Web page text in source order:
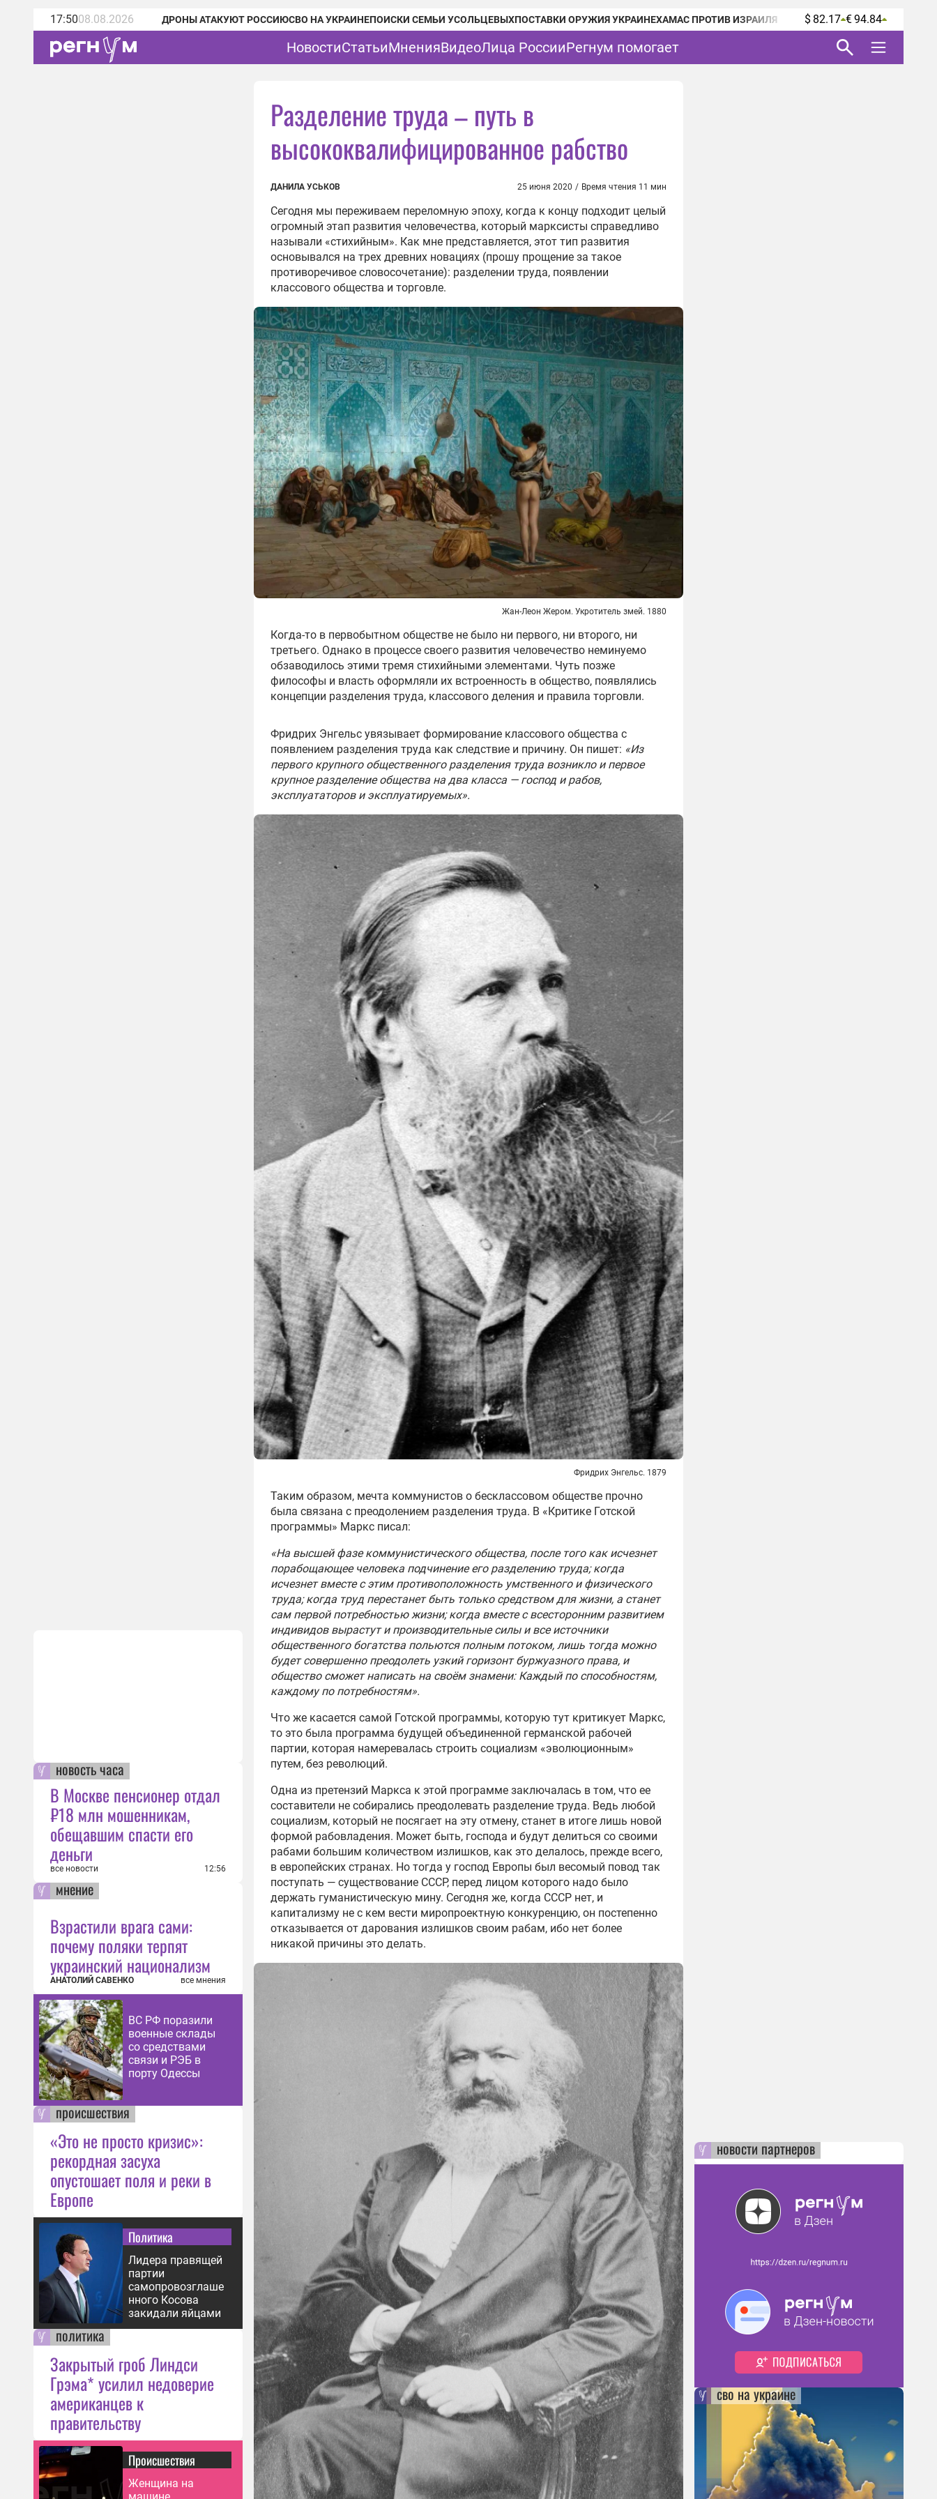
17:5008.08.2026 ДРОНЫ АТАКУЮТ РОССИЮСВО НА УКРАИНЕПОИСКИ СЕМЬИ УСОЛЬЦЕВЫХПОСТАВКИ ОРУЖИЯ УКРАИНЕХАМАС ПРОТИВ ИЗРАИЛЯ $ 82.17 € 94.84
НовостиСтатьиМненияВидеоЛица РоссииРегнум помогает
новость часа
В Москве пенсионер отдал
₽18 млн мошенникам,
обещавшим спасти его
деньги
все новости 12:56
мнение
Взрастили врага сами:
почему поляки терпят
украинский национализм
АНАТОЛИЙ САВЕНКО все мнения
ВС РФ поразили
военные склады
со средствами
связи и РЭБ в
порту Одессы
происшествия
«Это не просто кризис»:
рекордная засуха
опустошает поля и реки в
Европе
Политика
Лидера правящей
партии
самопровозглаше
нного Косова
закидали яйцами
политика
Закрытый гроб Линдси
Грэма* усилил недоверие
американцев к
правительству
Происшествия
Женщина на
Разделение труда – путь в
высококвалифицированное рабство
ДАНИЛА УСЬКОВ 25 июня 2020 / Время чтения 11 мин
Сегодня мы переживаем переломную эпоху, когда к концу подходит целый
огромный этап развития человечества, который марксисты справедливо
называли «стихийным». Как мне представляется, этот тип развития
основывался на трех древних новациях (прошу прощение за такое
противоречивое словосочетание): разделении труда, появлении
классового общества и торговле.
Жан-Леон Жером. Укротитель змей. 1880
Когда-то в первобытном обществе не было ни первого, ни второго, ни
третьего. Однако в процессе своего развития человечество неминуемо
обзаводилось этими тремя стихийными элементами. Чуть позже
философы и власть оформляли их встроенность в общество, появлялись
концепции разделения труда, классового деления и правила торговли.
Фридрих Энгельс увязывает формирование классового общества с
появлением разделения труда как следствие и причину. Он пишет: «Из
первого крупного общественного разделения труда возникло и первое
крупное разделение общества на два класса — господ и рабов,
эксплуататоров и эксплуатируемых».
Фридрих Энгельс. 1879
Таким образом, мечта коммунистов о бесклассовом обществе прочно
была связана с преодолением разделения труда. В «Критике Готской
программы» Маркс писал:
«На высшей фазе коммунистического общества, после того как исчезнет
порабощающее человека подчинение его разделению труда; когда
исчезнет вместе с этим противоположность умственного и физического
труда; когда труд перестанет быть только средством для жизни, а станет
сам первой потребностью жизни; когда вместе с всесторонним развитием
индивидов вырастут и производительные силы и все источники
общественного богатства польются полным потоком, лишь тогда можно
будет совершенно преодолеть узкий горизонт буржуазного права, и
общество сможет написать на своём знамени: Каждый по способностям,
каждому по потребностям».
Что же касается самой Готской программы, которую тут критикует Маркс,
то это была программа будущей объединенной германской рабочей
партии, которая намеревалась строить социализм «эволюционным»
путем, без революций.
Одна из претензий Маркса к этой программе заключалась в том, что ее
составители не собирались преодолевать разделение труда. Ведь любой
социализм, который не посягает на эту отмену, станет в итоге лишь новой
формой рабовладения. Может быть, господа и будут делиться со своими
рабами большим количеством излишков, как это делалось, прежде всего,
в европейских странах. Но тогда у господ Европы был весомый повод так
поступать — существование СССР, перед лицом которого надо было
держать гуманистическую мину. Сегодня же, когда СССР нет, и
капитализму не с кем вести миропроектную конкуренцию, он постепенно
отказывается от дарования излишков своим рабам, ибо нет более
никакой причины это делать.
новости партнеров
сво на украине